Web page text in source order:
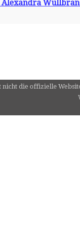
Alexandra
nicht die offizielle